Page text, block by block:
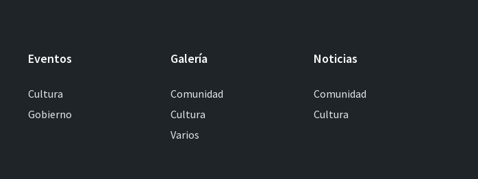
Eventos
Cultura
Gobierno
Galería
Comunidad
Cultura
Varios
Noticias
Comunidad
Cultura